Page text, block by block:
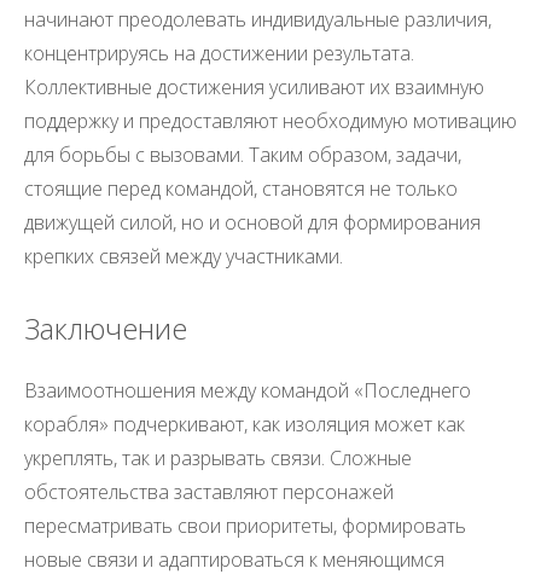
начинают преодолевать индивидуальные различия,
концентрируясь на достижении результата.
Коллективные достижения усиливают их взаимную
поддержку и предоставляют необходимую мотивацию
для борьбы с вызовами. Таким образом, задачи,
стоящие перед командой, становятся не только
движущей силой, но и основой для формирования
крепких связей между участниками.
Заключение
Взаимоотношения между командой «Последнего
корабля» подчеркивают, как изоляция может как
укреплять, так и разрывать связи. Сложные
обстоятельства заставляют персонажей
пересматривать свои приоритеты, формировать
новые связи и адаптироваться к меняющимся